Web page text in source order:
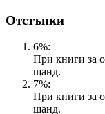
Отстъпки
6%:
При книги за
щанд.
7%:
При книги за
щанд.